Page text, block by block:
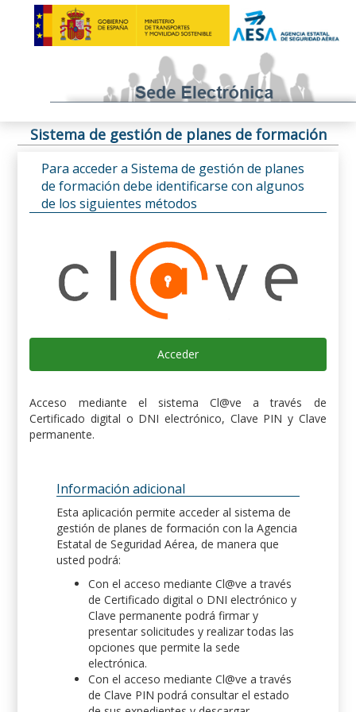
Sistema de gestión de planes de formación
Para acceder a Sistema de gestión de planes
de formación debe identificarse con algunos
de los siguientes métodos
Acceder
Acceso mediante el sistema Cl@ve a través de
Certificado digital o DNI electrónico, Clave PIN y Clave
permanente.
Información adicional
Esta aplicación permite acceder al sistema de
gestión de planes de formación con la Agencia
Estatal de Seguridad Aérea, de manera que
usted podrá:
Con el acceso mediante Cl@ve a través
de Certificado digital o DNI electrónico y
Clave permanente podrá firmar y
presentar solicitudes y realizar todas las
opciones que permite la sede
electrónica.
Con el acceso mediante Cl@ve a través
de Clave PIN podrá consultar el estado